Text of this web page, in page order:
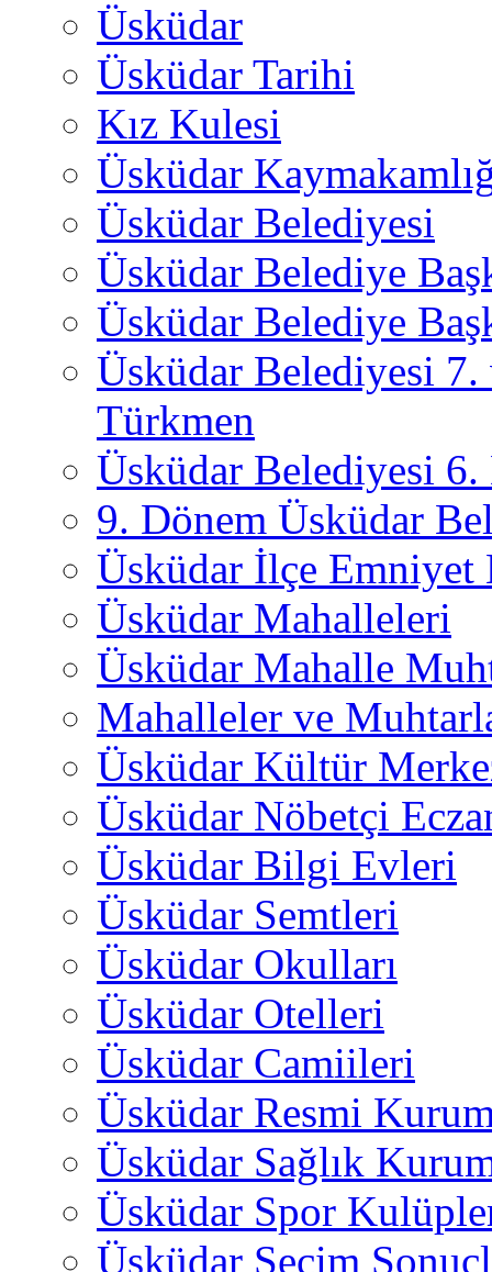
Üsküdar
Üsküdar Tarihi
Kız Kulesi
Üsküdar
Üsküdar Belediyesi
Üsküdar Belediye
Üsküdar Belediye
Üsküdar Belediyesi
Türkmen
Üsküdar Belediyesi 6.
9. Dönem Üsküdar
Üsküdar İlçe
Üsküdar Mahalleleri
Üsküdar Mahalle
Mahalleler ve
Üsküdar Kültür
Üsküdar Nöbetçi
Üsküdar Bilgi Evleri
Üsküdar Semtleri
Üsküdar Okulları
Üsküdar Otelleri
Üsküdar Camiileri
Üsküdar Resmi
Üsküdar Sağlık
Üsküdar Spor
Üsküdar Seçim